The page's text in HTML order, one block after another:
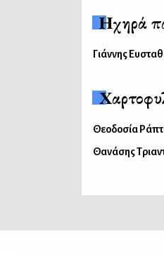
Ηχηρά
Γιάννης
Θεοδοσία
Θανάσης